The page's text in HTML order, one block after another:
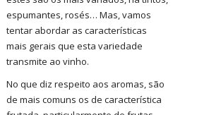
espumantes, rosés… Mas, vamos
tentar abordar as características
mais gerais que esta variedade
transmite ao vinho.
No que diz respeito aos aromas, são
de mais comuns os de característica